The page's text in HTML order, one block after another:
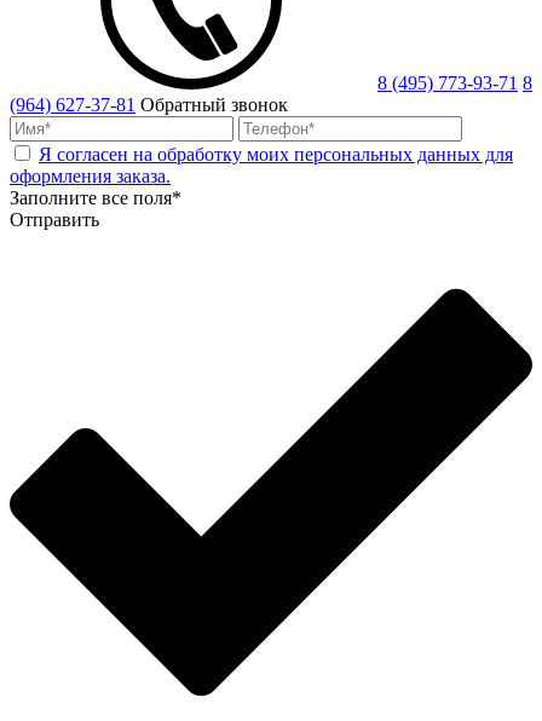
8 (495) 773-93-71 8
(964) 627-37-81 Обратный звонок
Я согласен на обработку моих персональных данных для
оформления заказа.
Заполните все поля*
Отправить